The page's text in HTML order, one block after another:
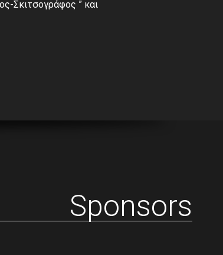
Σκιτσογράφος ” και
Sponsors